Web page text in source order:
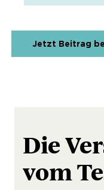
Jetzt Beitrag
Die
vom